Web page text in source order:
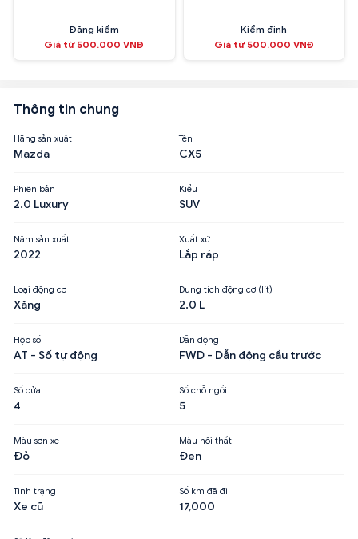
Đăng kiểm
Giá từ 500.000 VNĐ
Kiểm định
Giá từ 500.000 VNĐ
Thông tin chung
Hãng sản xuất
Mazda
Tên
CX5
Phiên bản
2.0 Luxury
Kiểu
SUV
Năm sản xuất
2022
Xuất xứ
Lắp ráp
Loại động cơ
Xăng
Dung tích động cơ (lít)
2.0 L
Hộp số
AT - Số tự động
Dẫn động
FWD - Dẫn động cầu trước
Số cửa
4
Số chỗ ngồi
5
Màu sơn xe
Đỏ
Màu nội thất
Đen
Tình trạng
Xe cũ
Số km đã đi
17,000